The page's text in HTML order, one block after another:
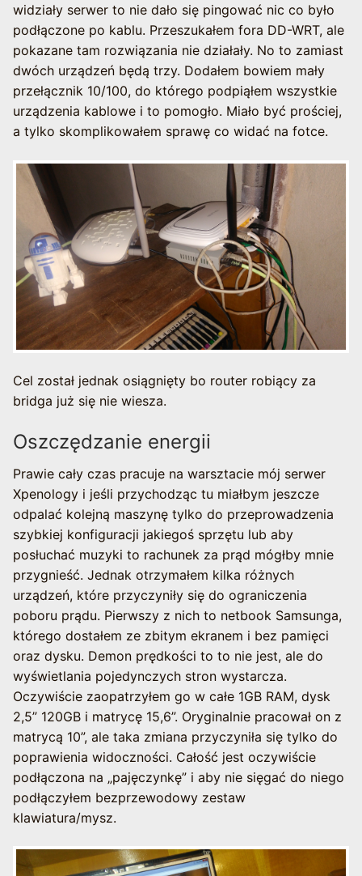
widziały serwer to nie dało się pingować nic co było
podłączone po kablu. Przeszukałem fora DD-WRT, ale
pokazane tam rozwiązania nie działały. No to zamiast
dwóch urządzeń będą trzy. Dodałem bowiem mały
przełącznik 10/100, do którego podpiąłem wszystkie
urządzenia kablowe i to pomogło. Miało być prościej,
a tylko skomplikowałem sprawę co widać na fotce.
Cel został jednak osiągnięty bo router robiący za
bridga już się nie wiesza.
Oszczędzanie energii
Prawie cały czas pracuje na warsztacie mój serwer
Xpenology i jeśli przychodząc tu miałbym jeszcze
odpalać kolejną maszynę tylko do przeprowadzenia
szybkiej konfiguracji jakiegoś sprzętu lub aby
posłuchać muzyki to rachunek za prąd mógłby mnie
przygnieść. Jednak otrzymałem kilka różnych
urządzeń, które przyczyniły się do ograniczenia
poboru prądu. Pierwszy z nich to netbook Samsunga,
którego dostałem ze zbitym ekranem i bez pamięci
oraz dysku. Demon prędkości to to nie jest, ale do
wyświetlania pojedynczych stron wystarcza.
Oczywiście zaopatrzyłem go w całe 1GB RAM, dysk
2,5” 120GB i matrycę 15,6”. Oryginalnie pracował on z
matrycą 10”, ale taka zmiana przyczyniła się tylko do
poprawienia widoczności. Całość jest oczywiście
podłączona na „pajęczynkę” i aby nie sięgać do niego
podłączyłem bezprzewodowy zestaw
klawiatura/mysz.